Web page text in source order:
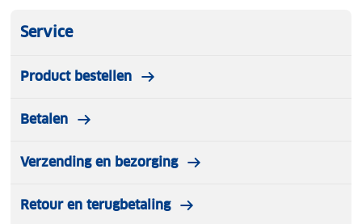
Service
Product bestellen
Betalen
Verzending en bezorging
Retour en terugbetaling